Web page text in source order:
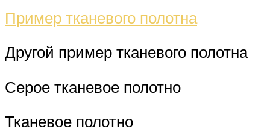
Пример тканевого полотна
Другой пример тканевого полотна
Серое тканевое полотно
Тканевое полотно